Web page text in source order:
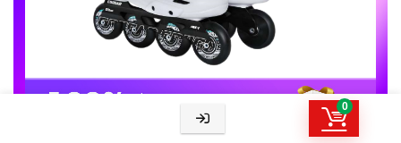
0
Giày Patin Cougar MZS 509C – (2 màu) , Giày Patin
Người Lớn tặng kèm túi đựng giày chuyên dụng,
Centosy